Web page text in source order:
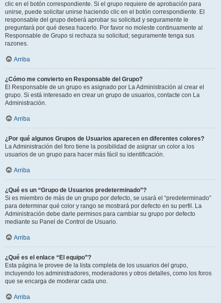
clic en el botón correspondiente. Si el grupo requiere de aprobación para
unirse, puede solicitar unirse haciendo clic en el botón correspondiente. El
responsable del grupo deberá aprobar su solicitud y seguramente le
preguntará por qué desea hacerlo. Por favor no moleste continuamente al
Responsable de Grupo si rechaza su solicitud; seguramente tenga sus
razones.
Arriba
¿Cómo me convierto en Responsable del Grupo?
El Responsable de un grupo es asignado por La Administración al crear el
grupo. Si está interesado en crear un grupo de usuarios, contacte con La
Administración.
Arriba
¿Por qué algunos Grupos de Usuarios aparecen en diferentes colores?
La Administración del foro tiene la posibilidad de asignar un color a los
usuarios de un grupo para hacer más fácil su identificación.
Arriba
¿Qué es un “Grupo de Usuarios predeterminado”?
Si es miembro de más de un grupo por defecto, se usará el “predeterminado”
para determinar qué color y rango se mostrará por defecto en su perfil. La
Administración debe darle permisos para cambiar su grupo por defecto
mediante su Panel de Control de Usuario.
Arriba
¿Qué es el enlace “El equipo”?
Esta página le provee de la lista completa de los usuarios del grupo,
incluyendo los administradores, moderadores y otros detalles, como los foros
que se encarga de moderar cada uno.
Arriba